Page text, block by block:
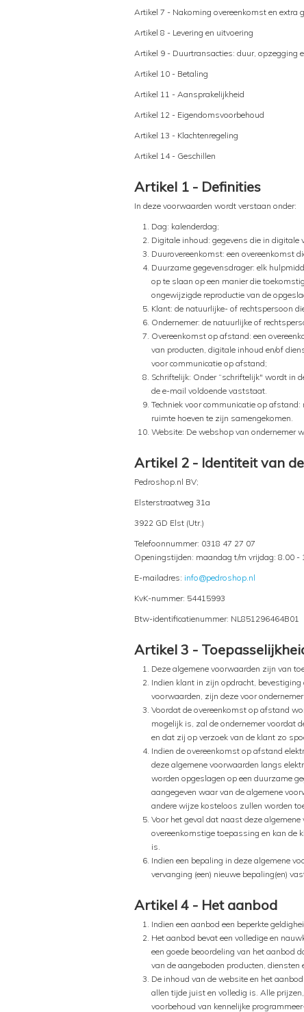
Artikel 7 - Nakoming overeenkomst en extra
Artikel 8 - Levering en uitvoering
Artikel 9 - Duurtransacties: duur, opzegging
Artikel 10 - Betaling
Artikel 11 - Aansprakelijkheid
Artikel 12 - Eigendomsvoorbehoud
Artikel 13 - Klachtenregeling
Artikel 14 - Geschillen
Artikel 1 - Definities
In deze voorwaarden wordt verstaan onder:
Dag: kalenderdag;
Digitale inhoud: gegevens die in digitale
Duurovereenkomst: een overeenkomst
Duurzame gegevensdrager: elk
op te slaan op een manier die
ongewijzigde reproductie van de
Klant: de natuurlijke- of rechtspersoon
Ondernemer: de natuurlijke of
Overeenkomst op afstand: een
van producten, digitale inhoud en/of
voor communicatie op afstand;
Schriftelijk: Onder “schriftelijk" wordt in
de e-mail voldoende vaststaat.
Techniek voor communicatie op
ruimte hoeven te zijn samengekomen.
Website: De webshop van ondernemer
Artikel 2 - Identiteit van
Pedroshop.nl BV;
Elsterstraatweg 31a
3922 GD Elst (Utr.)
Telefoonnummer: 0318 47 27 07
Openingstijden: maandag t/m vrijdag: 8.00 -
E-mailadres: info@pedroshop.nl
KvK-nummer: 54415993
Btw-identificatienummer: NL851296464B01
Artikel 3 -
Deze algemene voorwaarden zijn van
Indien klant in zijn opdracht,
voorwaarden, zijn deze voor
Voordat de overeenkomst op afstand
mogelijk is, zal de ondernemer voordat
en dat zij op verzoek van de klant zo
Indien de overeenkomst op afstand
deze algemene voorwaarden langs
worden opgeslagen op een duurzame
aangegeven waar van de algemene
andere wijze kosteloos zullen worden
Voor het geval dat naast deze
overeenkomstige toepassing en kan de
is.
Indien een bepaling in deze algemene
vervanging (een) nieuwe bepaling(en)
Artikel 4 - Het aanbod
Indien een aanbod een beperkte
Het aanbod bevat een volledige en
een goede beoordeling van het aanbod
van de aangeboden producten, diensten
De inhoud van de website en het
allen tijde juist en volledig is. Alle
voorbehoud van kennelijke